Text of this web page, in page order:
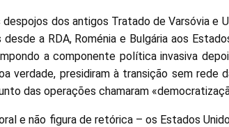
dos antigos Tratado de Varsóvia e
a RDA, Roménia e Bulgária aos
a componente política invasiva
verdade, presidiram à transição sem rede
das operações chamaram
e não figura de retórica – os Estados